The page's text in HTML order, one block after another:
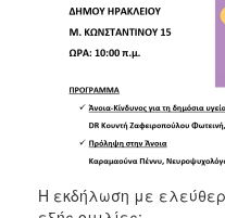
Η εκδήλωση με